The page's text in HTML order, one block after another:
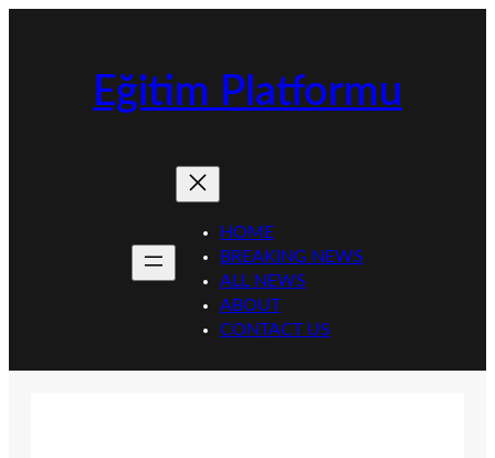
Eğitim Platformu
HOME
BREAKING NEWS
ALL NEWS
ABOUT
CONTACT US